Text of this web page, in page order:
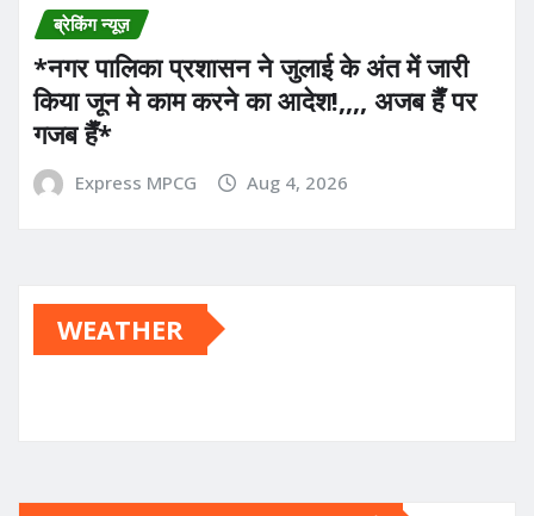
ब्रेकिंग न्यूज़
*नगर पालिका प्रशासन ने जुलाई के अंत में जारी
किया जून मे काम करने का आदेश!,,,, अजब हैँ पर
गजब हैँ*
Express MPCG Aug 4, 2026
WEATHER